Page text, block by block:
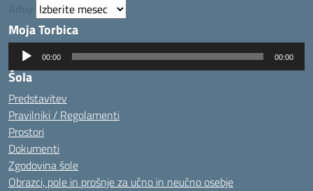
Arhiv
Moja Torbica
Predvajalnik
zvoka
00:00 00:00
Šola
Predstavitev
Pravilniki / Regolamenti
Prostori
Dokumenti
Zgodovina šole
Obrazci, pole in prošnje za učno in neučno osebje